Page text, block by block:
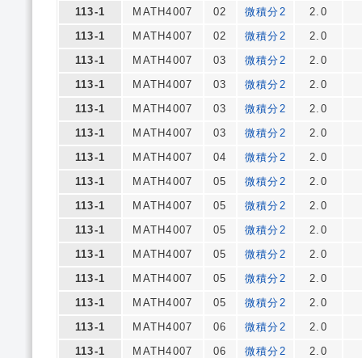
113-1
MATH4007 02 微積分2
2.0
113-1
MATH4007 02 微積分2
2.0
113-1
MATH4007 03 微積分2
2.0
113-1
MATH4007 03 微積分2
2.0
113-1
MATH4007 03 微積分2
2.0
113-1
MATH4007 03 微積分2
2.0
113-1
MATH4007 04 微積分2
2.0
113-1
MATH4007 05 微積分2
2.0
113-1
MATH4007 05 微積分2
2.0
113-1
MATH4007 05 微積分2
2.0
113-1
MATH4007 05 微積分2
2.0
113-1
MATH4007 05 微積分2
2.0
113-1
MATH4007 05 微積分2
2.0
113-1
MATH4007 06 微積分2
2.0
113-1
MATH4007 06 微積分2
2.0